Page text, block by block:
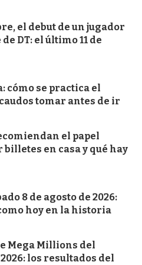
el debut de un jugador
DT: el último 11 de
cómo se practica el
tomar antes de ir
el papel
en casa y qué hay
8 de agosto de 2026:
hoy en la historia
Mega Millions del
los resultados del